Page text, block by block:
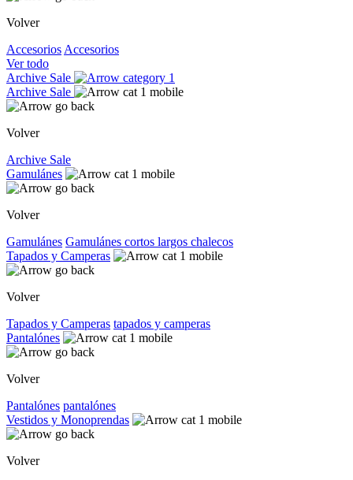
Volver
Accesorios Accesorios
Ver todo
Archive Sale
Archive Sale
Volver
Archive Sale
Gamulánes
Volver
Gamulánes Gamulánes cortos largos chalecos
Tapados y Camperas
Volver
Tapados y Camperas tapados y camperas
Pantalónes
Volver
Pantalónes pantalónes
Vestidos y Monoprendas
Volver